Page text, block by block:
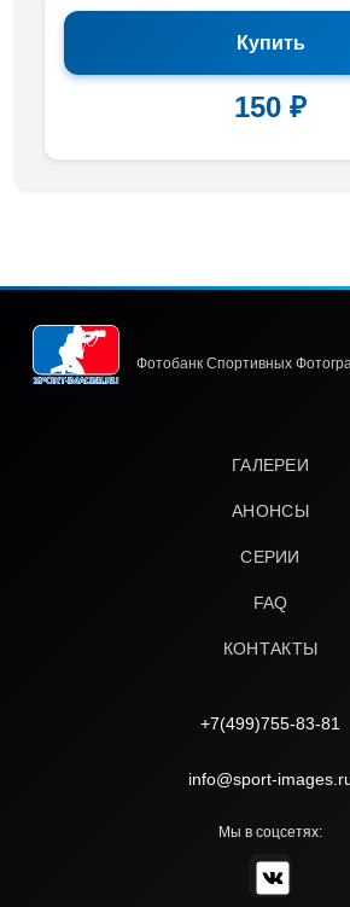
Купить
150 ₽
Фотобанк Спортивных
ГАЛЕРЕИ
АНОНСЫ
СЕРИИ
FAQ
КОНТАКТЫ
+7(499)755-83-81
info@sport-
Мы в соцсетях: